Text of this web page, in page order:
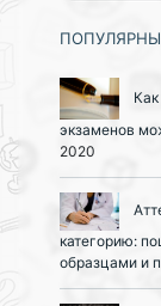
экзаменов
2020
категорию:
образцами и